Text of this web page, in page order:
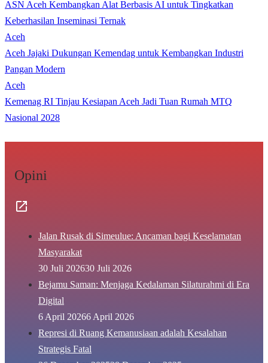
ASN Aceh Kembangkan Alat Berbasis AI untuk Tingkatkan
Keberhasilan Inseminasi Ternak
Aceh
Aceh Jajaki Dukungan Kemendag untuk Kembangkan Industri
Pangan Modern
Aceh
Kemenag RI Tinjau Kesiapan Aceh Jadi Tuan Rumah MTQ
Nasional 2028
Opini
Jalan Rusak di Simeulue: Ancaman bagi Keselamatan
Masyarakat
30 Juli 202630 Juli 2026
Bejamu Saman: Menjaga Kedalaman Silaturahmi di Era
Digital
6 April 20266 April 2026
Represi di Ruang Kemanusiaan adalah Kesalahan
Strategis Fatal